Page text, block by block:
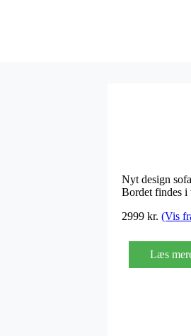
Nyt design
Bordet findes i
2999 kr. (Vis
Læs